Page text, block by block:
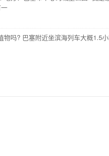
物吗? 巴塞附近坐滨海列车大概